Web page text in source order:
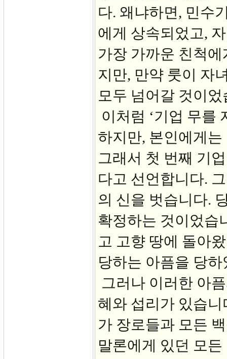
다. 왜냐하면, 민수
에게 상속되었고,
가장 가까운 친척
지만, 만약 룻이 자
모두 넘어갈 것이었
이처럼 ‘기업 무를
하지만, 본인에게
그래서 첫 번째 기
다고 선언합니다.
의 신을 벗습니다.
확정하는 것이었습
고 고향 땅에 돌아
당하는 아픔을 당
그러나 이러한 아
혜와 섭리가 있습
가 장로들과 모든
말론에게 있던 모